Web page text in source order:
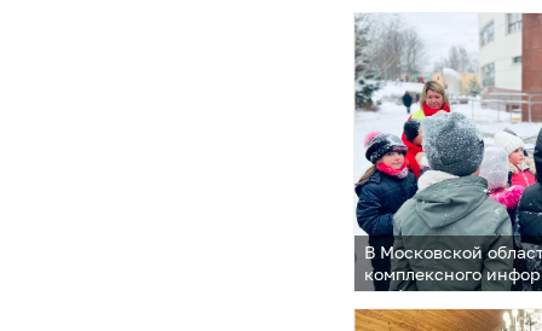
В Московской
комплексного
каникулы»